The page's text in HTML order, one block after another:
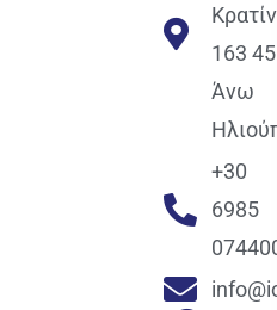
163 45
Άνω
+30
6985